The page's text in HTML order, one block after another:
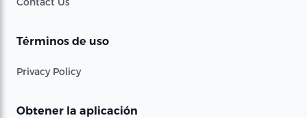
Términos de uso
Privacy Policy
Obtener la aplicación